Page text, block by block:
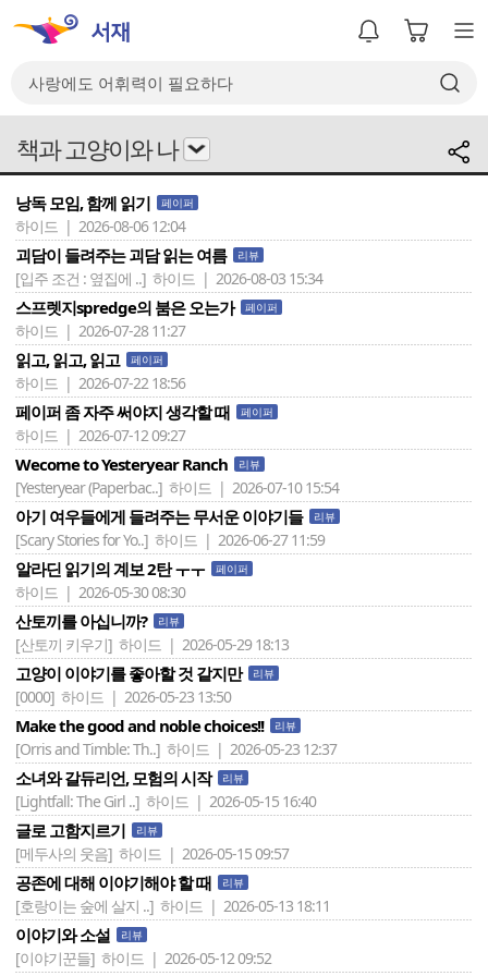
책과 고양이와 나
낭독 모임, 함께 읽기 페이퍼
하이드 | 2026-08-06 12:04
괴담이 들려주는 괴담 읽는 여름 리뷰
[입주 조건 : 옆집에 ..] 하이드 | 2026-08-03 15:34
스프렛지spredge의 붐은 오는가 페이퍼
하이드 | 2026-07-28 11:27
읽고, 읽고, 읽고 페이퍼
하이드 | 2026-07-22 18:56
페이퍼 좀 자주 써야지 생각할 때 페이퍼
하이드 | 2026-07-12 09:27
Wecome to Yesteryear Ranch 리뷰
[Yesteryear (Paperbac..] 하이드 | 2026-07-10 15:54
아기 여우들에게 들려주는 무서운 이야기들 리뷰
[Scary Stories for Yo..] 하이드 | 2026-06-27 11:59
알라딘 읽기의 계보 2탄 ㅜㅜ 페이퍼
하이드 | 2026-05-30 08:30
산토끼를 아십니까? 리뷰
[산토끼 키우기] 하이드 | 2026-05-29 18:13
고양이 이야기를 좋아할 것 같지만 리뷰
[0000] 하이드 | 2026-05-23 13:50
Make the good and noble choices!! 리뷰
[Orris and Timble: Th..] 하이드 | 2026-05-23 12:37
소녀와 갈듀리언, 모험의 시작 리뷰
[Lightfall: The Girl ..] 하이드 | 2026-05-15 16:40
글로 고함지르기 리뷰
[메두사의 웃음] 하이드 | 2026-05-15 09:57
공존에 대해 이야기해야 할 때 리뷰
[호랑이는 숲에 살지 ..] 하이드 | 2026-05-13 18:11
이야기와 소설 리뷰
[이야기꾼들] 하이드 | 2026-05-12 09:52